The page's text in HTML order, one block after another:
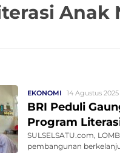
Anak
EKONOMI 14 Agustus 2025
BRI Peduli
Program
SULSELSATU.com,
pembangunan